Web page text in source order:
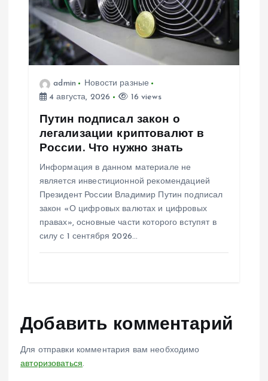
admin
Новости разные
4 августа, 2026
16 views
Путин подписал закон о
легализации криптовалют в
России. Что нужно знать
Информация в данном материале не
является инвестиционной рекомендацией
Президент России Владимир Путин подписал
закон «О цифровых валютах и цифровых
правах», основные части которого вступят в
силу с 1 сентября 2026…
Добавить комментарий
Для отправки комментария вам необходимо
авторизоваться.